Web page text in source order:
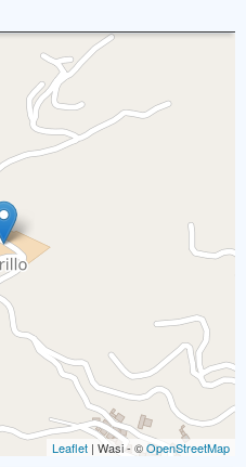
Leaflet | Wasi - ©OpenStreetMap